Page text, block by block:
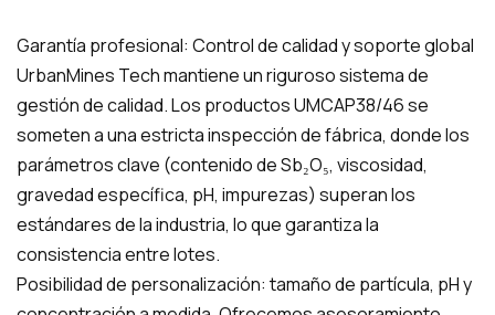
Garantía profesional: Control de calidad y soporte global
UrbanMines Tech mantiene un riguroso sistema de
gestión de calidad. Los productos UMCAP38/46 se
someten a una estricta inspección de fábrica, donde los
parámetros clave (contenido de Sb₂O₅, viscosidad,
gravedad específica, pH, impurezas) superan los
estándares de la industria, lo que garantiza la
consistencia entre lotes.
Posibilidad de personalización: tamaño de partícula, pH y